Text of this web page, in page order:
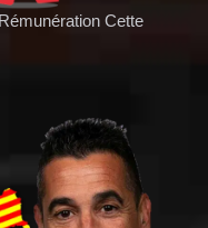
Cette